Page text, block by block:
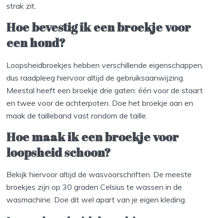
strak zit.
Hoe bevestig ik een broekje voor
een hond?
Loopsheidbroekjes hebben verschillende eigenschappen,
dus raadpleeg hiervoor altijd de gebruiksaanwijzing.
Meestal heeft een broekje drie gaten: één voor de staart
en twee voor de achterpoten. Doe het broekje aan en
maak de tailleband vast rondom de taille.
Hoe maak ik een broekje voor
loopsheid schoon?
Bekijk hiervoor altijd de wasvoorschriften. De meeste
broekjes zijn op 30 graden Celsius te wassen in de
wasmachine. Doe dit wel apart van je eigen kleding.